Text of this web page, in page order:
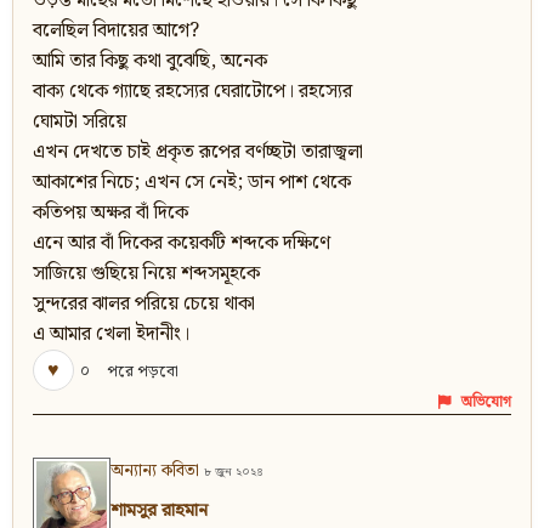
বলেছিল বিদায়ের আগে?
আমি তার কিছু কথা বুঝেছি, অনেক
বাক্য থেকে গ্যাছে রহস্যের ঘেরাটোপে। রহস্যের
ঘোমটা সরিয়ে
এখন দেখতে চাই প্রকৃত রূপের বর্ণচ্ছটা তারাজ্বলা
আকাশের নিচে; এখন সে নেই; ডান পাশ থেকে
কতিপয় অক্ষর বাঁ দিকে
এনে আর বাঁ দিকের কয়েকটি শব্দকে দক্ষিণে
সাজিয়ে গুছিয়ে নিয়ে শব্দসমূহকে
সুন্দরের ঝালর পরিয়ে চেয়ে থাকা
এ আমার খেলা ইদানীং।
♥
০ পরে পড়বো
অভিযোগ
অন্যান্য কবিতা ৮ জুন ২০২৪
শামসুর রাহমান